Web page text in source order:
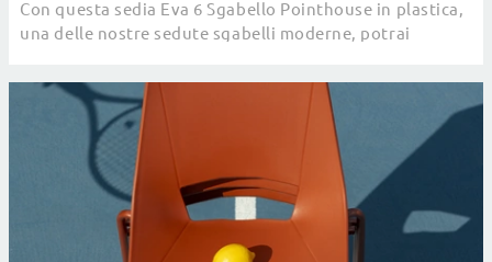
Con questa sedia Eva 6 Sgabello Pointhouse in plastica,
una delle nostre sedute sgabelli moderne, potrai